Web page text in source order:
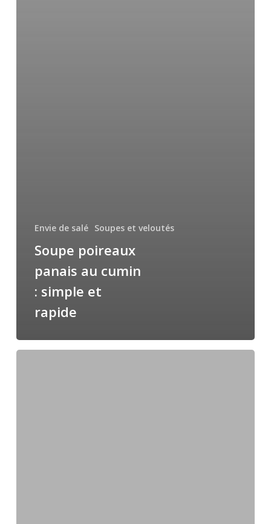
Envie de salé Soupes et veloutés
Soupe poireaux
panais au cumin
: simple et
rapide